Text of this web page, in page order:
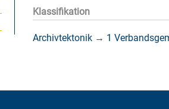
Klassifikation
Archivtektonik → 1